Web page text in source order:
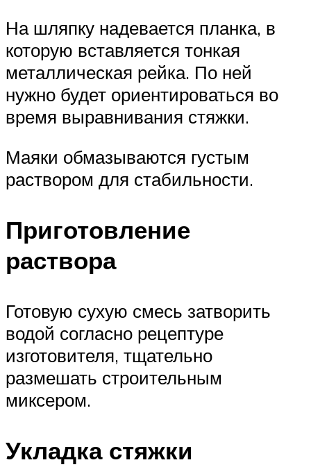
На шляпку надевается планка, в
которую вставляется тонкая
металлическая рейка. По ней
нужно будет ориентироваться во
время выравнивания стяжки.
Маяки обмазываются густым
раствором для стабильности.
Приготовление
раствора
Готовую сухую смесь затворить
водой согласно рецептуре
изготовителя, тщательно
размешать строительным
миксером.
Укладка стяжки